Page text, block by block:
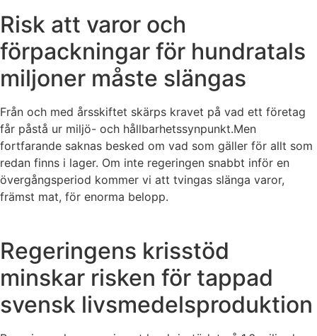
Risk att varor och
förpackningar för hundratals
miljoner måste slängas
Från och med årsskiftet skärps kravet på vad ett företag
får påstå ur miljö- och hållbarhetssynpunkt.Men
fortfarande saknas besked om vad som gäller för allt som
redan finns i lager. Om inte regeringen snabbt inför en
övergångsperiod kommer vi att tvingas slänga varor,
främst mat, för enorma belopp.
Regeringens krisstöd
minskar risken för tappad
svensk livsmedelsproduktion